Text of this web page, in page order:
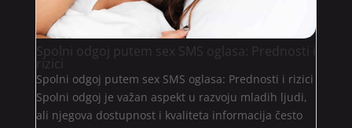
Spolni odgoj putem sex SMS oglasa: Prednosti i
rizici
Spolni odgoj putem sex SMS oglasa: Prednosti i rizici
Spolni odgoj je važan aspekt u razvoju mladih ljudi,
ali njegova dostupnost i kvaliteta informacija često